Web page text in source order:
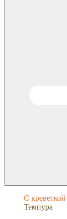
С креветкой
Темпура